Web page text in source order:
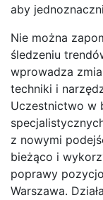
aby
Nie można
śledzeniu
wprowadza
techniki i
Uczestnictwo w
z nowymi
bieżąco i
poprawy
Warszawa.